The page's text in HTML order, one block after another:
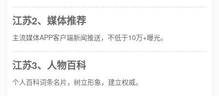
江苏2、媒体推荐
主流媒体APP客户端新闻推送，不低于10万+曝光。
江苏3、人物百科
个人百科词条名片，树立形象，建立权威。